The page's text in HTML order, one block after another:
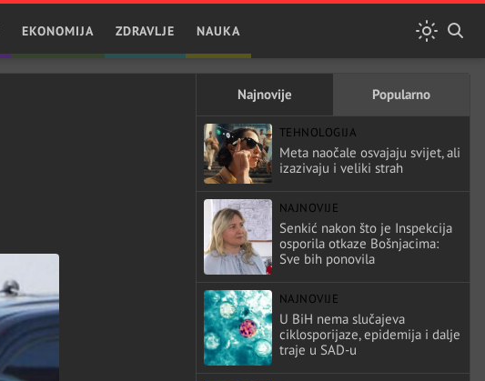
EKONOMIJA ZDRAVLJE NAUKA
Najnovije Popularno
TEHNOLOGIJA
Meta naočale osvajaju svijet, ali
izazivaju i veliki strah
NAJNOVIJE
Senkić nakon što je Inspekcija
osporila otkaze Bošnjacima:
Sve bih ponovila
NAJNOVIJE
U BiH nema slučajeva
ciklosporijaze, epidemija i dalje
traje u SAD-u